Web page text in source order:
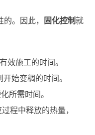
。因此， 固化控制就
效施工的时间。
开始变稠的时间。
所需时间。
过程中释放的热量，